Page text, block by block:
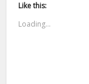
Like this:
Loading...